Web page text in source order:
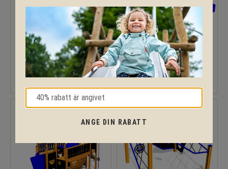
PIRATE KOMPASS
248 323 KR
Piratskeppet BLACK JOKE
563 381KR
ANGE DIN RABATT